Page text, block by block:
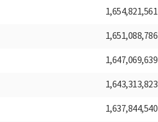
1,654,821,561
1,651,088,786
1,647,069,639
1,643,313,823
1,637,844,540